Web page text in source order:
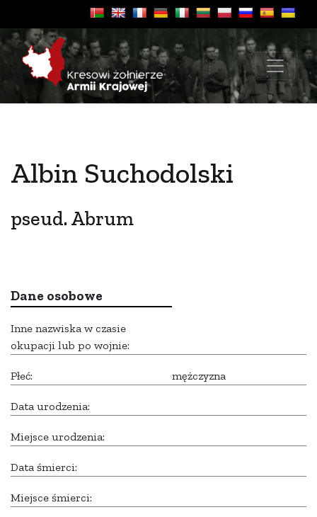
Albin Suchodolski
pseud. Abrum
Dane osobowe
Inne nazwiska w czasie
okupacji lub po wojnie:
Płeć: mężczyzna
Data urodzenia:
Miejsce urodzenia:
Data śmierci:
Miejsce śmierci: